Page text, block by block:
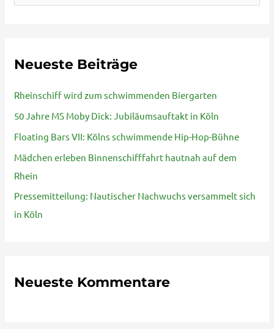
e
n
a
c
h
:
Neueste Beiträge
Rheinschiff wird zum schwimmenden Biergarten
50 Jahre MS Moby Dick: Jubiläumsauftakt in Köln
Floating Bars VII: Kölns schwimmende Hip-Hop-Bühne
Mädchen erleben Binnenschifffahrt hautnah auf dem
Rhein
Pressemitteilung: Nautischer Nachwuchs versammelt sich
in Köln
Neueste Kommentare